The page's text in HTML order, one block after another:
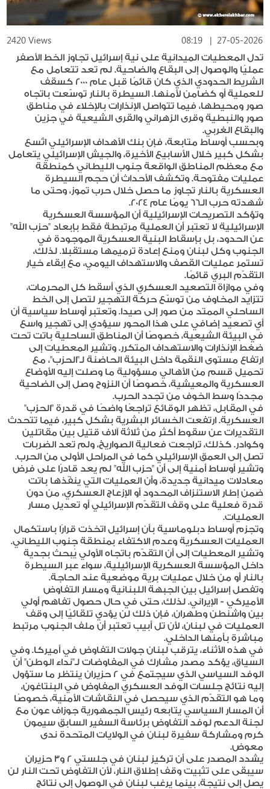
2420 Views 08:19 | 27-05-2026
تدل المعطيات الميدانية على نية إسرائيل تجاوز الخط الأصفر
عمليًا والوصول إلى البقاع والضاحية. لم تعد تتعامل مع
الشريط الحدودي الذي كان قائمًا قبل عام 2000 كسقف
للعملية أو كضامن لأمنها. السيطرة بالنار توسّعت باتجاه
صور ومحيطها، فيما تتواصل الإنذارات بالإخلاء في مناطق
صور والنبطية وقرى الزهراني والقرى الشيعية في جزين
والبقاع الغربي.
وبحسب أوساط متابعة، فإن بنك الأهداف الإسرائيلي اتّسع
بشكل كبير خلال الأسابيع الأخيرة، والجيش الإسرائيلي يتعامل
مع معظم المناطق الواقعة جنوب الليطاني كمنطقة
عمليات مفتوحة. وتكشف الأحداث أن حجم السيطرة
العسكرية بالنار تجاوز ما حصل خلال حرب تموز، وحتى ما
شهدته حرب الـ66 يومًا عام 2024.
وتؤكد التصريحات الإسرائيلية أن المؤسسة العسكرية
الإسرائيلية لا تعتبر أن العملية مرتبطة فقط بإبعاد "حزب الله"
عن الحدود، بل بإسقاط البنية العسكرية الموجودة في
الجنوب وكل لبنان ومنع إعادة ترميمها مستقبلا. لذلك،
تستمر عمليات القصف والاستهداف اليومي، مع إبقاء خيار
التقدّم البري قائمًا.
وفي موازاة التصعيد العسكري الذي أسقط كل المحرمات،
تتزايد المخاوف من توسّع حركة التهجير لتصل إلى الخط
الساحلي الممتد من صور إلى صيدا. وتعتبر أوساط سياسية أن
أي تصعيد إضافي على هذا المحور سيؤدي إلى تهجير واسع
في البيئة الشيعية، خصوصًا أن المناطق الساحلية باتت تحت
ضغط الإنذارات والاستهداف المتكرر. وتشير المعطيات إلى
ارتفاع مستوى النقمة داخل البيئة الحاضنة لـ"الحزب"، مع
تحميل قسم من الأهالي مسؤولية ما وصلت إليه الأوضاع
العسكرية والمعيشية، خصوصًا أن النزوح وصل إلى الضاحية
مجددًا وسط الخوف من تجدد الحرب.
في المقابل، تظهر الوقائع تراجعًا واضحًا في قدرة "الحزب"
العسكرية. ارتفعت الخسائر البشرية بشكل كبير، فيما تتحدث
التقديرات عن سقوط أكثر من ثلاثة آلاف قتيل بين مقاتلين
وكوادر. كذلك، تراجعت فعالية الصواريخ، ولم تعد الضربات
تصل إلى العمق الإسرائيلي كما في المراحل الأولى من الحرب.
وتشير أوساط أمنية إلى أن "حزب الله" لم يعد قادرًا على فرض
معادلات ميدانية جديدة، وأن العمليات التي ينفّذها باتت
ضمن إطار الاستنزاف المحدود أو الإزعاج العسكري، من دون
قدرة فعلية على وقف التقدّم الإسرائيلي أو تعديل مسار
العمليات.
وتجزم أوساط دبلوماسية بأن إسرائيل اتخذت قرارًا باستكمال
العمليات العسكرية وعدم الاكتفاء بمنطقة جنوب الليطاني.
وتشير المعطيات إلى أن التقدّم باتجاه الأولي يُبحث بجدية
داخل المؤسسة العسكرية الإسرائيلية، سواء عبر السيطرة
بالنار أو من خلال عمليات برية موضعية عند الحاجة.
وتفصل إسرائيل بين الجبهة اللبنانية ومسار التفاوض
الأميركي - الإيراني. لذلك، حتى في حال حصول تفاهم أولي
بين واشنطن وطهران، فإن ذلك لن يؤدي تلقائيًا إلى وقف
العمليات في لبنان، لأن تل أبيب تعتبر أن ملف الجنوب مرتبط
مباشرة بأمنها الداخلي.
في هذه الأثناء، يترقب لبنان جولات التفاوض في أميركا. وفي
السياق، يؤكد مصدر مشارك في المفاوضات لـ"نداء الوطن" أن
الوفد السياسي الذي سيجتمع في 2 حزيران ينتظر ما ستؤول
إليه نتائج جلسات الوفد العسكري المفاوض في البنتاغون،
وما هو التقدّم الذي سيحصل في النقاشات الأمنية، خصوصًا
أن المسار السياسي يتابعه رئيس الجمهورية جوزاف عون مع
لجنة الدعم لوفد التفاوض برئاسة السفير السابق سيمون
كرم ومشاركة سفيرة لبنان في الولايات المتحدة ندى
معوض.
يشدد المصدر على أن تركيز لبنان في جلستي 2 و3 حزيران
سيبقى على تثبيت وقف إطلاق النار، لأن التفاوض تحت النار لن
يصل إلى نتيجة، بينما يرغب لبنان في الوصول إلى نتائج